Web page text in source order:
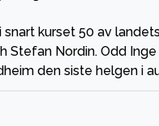
kurset 50 av
Stefan Nordin. Odd
den siste helgen i